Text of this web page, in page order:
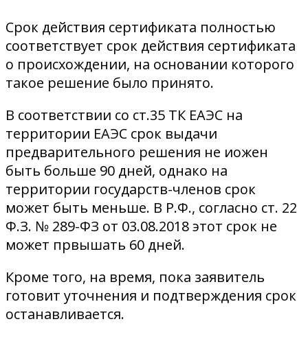
Срок действия сертификата полностью
соответствует срок действия сертификата
о происхождении, на основании которого
такое решение было принято.
В соответствии со ст.35 ТК ЕАЭС на
территории ЕАЭС срок выдачи
предварительного решения не иожен
быть больше 90 дней, однако на
территории государств-членов срок
может быть меньше. В Р.Ф., согласно ст. 22
Ф.З. № 289-ФЗ от 03.08.2018 этот срок не
может првышать 60 дней.
Кроме того, на время, пока заявитель
готовит уточнения и подтверждения срок
останавливается.